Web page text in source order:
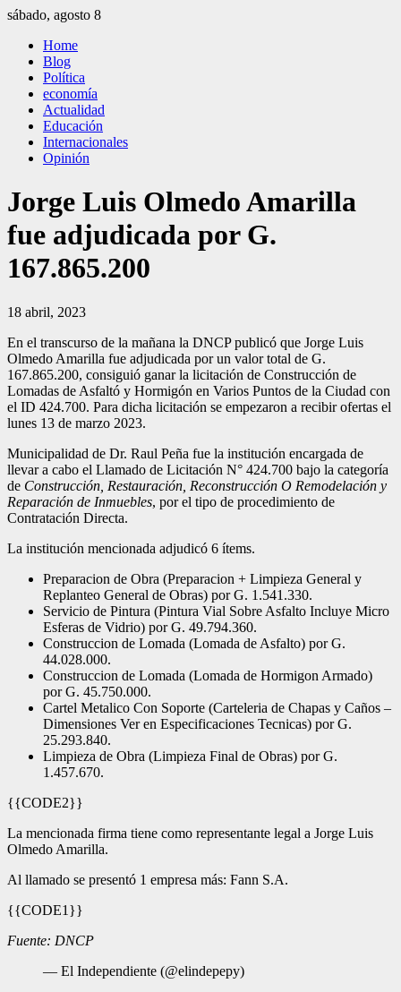
Saltar
contenido
sábado, agosto 8
El Independiente
El independiente Libre y Transparente
Home
Blog
Política
economía
Actualidad
Educación
Internacionales
Opinión
Jorge Luis Olmedo Amarilla
fue adjudicada por G.
167.865.200
18 abril, 2023
En el transcurso de la mañana la DNCP publicó que Jorge Luis
Olmedo Amarilla fue adjudicada por un valor total de G.
167.865.200, consiguió ganar la licitación de Construcción de
Lomadas de Asfaltó y Hormigón en Varios Puntos de la Ciudad con
el ID 424.700. Para dicha licitación se empezaron a recibir ofertas el
lunes 13 de marzo 2023.
Municipalidad de Dr. Raul Peña fue la institución encargada de
llevar a cabo el Llamado de Licitación N° 424.700 bajo la categoría
de Construcción, Restauración, Reconstrucción O Remodelación y
Reparación de Inmuebles, por el tipo de procedimiento de
Contratación Directa.
La institución mencionada adjudicó 6 ítems.
Preparacion de Obra (Preparacion + Limpieza General y
Replanteo General de Obras) por G. 1.541.330.
Servicio de Pintura (Pintura Vial Sobre Asfalto Incluye Micro
Esferas de Vidrio) por G. 49.794.360.
Construccion de Lomada (Lomada de Asfalto) por G.
44.028.000.
Construccion de Lomada (Lomada de Hormigon Armado)
por G. 45.750.000.
Cartel Metalico Con Soporte (Carteleria de Chapas y Caños –
Dimensiones Ver en Especificaciones Tecnicas) por G.
25.293.840.
Limpieza de Obra (Limpieza Final de Obras) por G.
1.457.670.
{{CODE2}}
La mencionada firma tiene como representante legal a Jorge Luis
Olmedo Amarilla.
Al llamado se presentó 1 empresa más: Fann S.A.
{{CODE1}}
Fuente: DNCP
— El Independiente (@elindepepy)